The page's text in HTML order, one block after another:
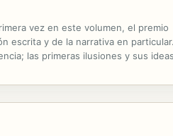
vez en este volumen, el premio
escrita y de la narrativa en particular.
las primeras ilusiones y sus ideas